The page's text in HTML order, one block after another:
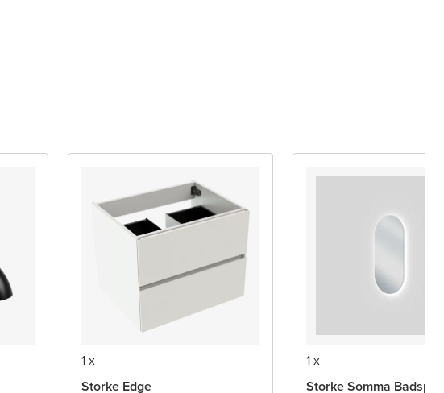
1 x
Storke Edge
1 x
Storke Somma